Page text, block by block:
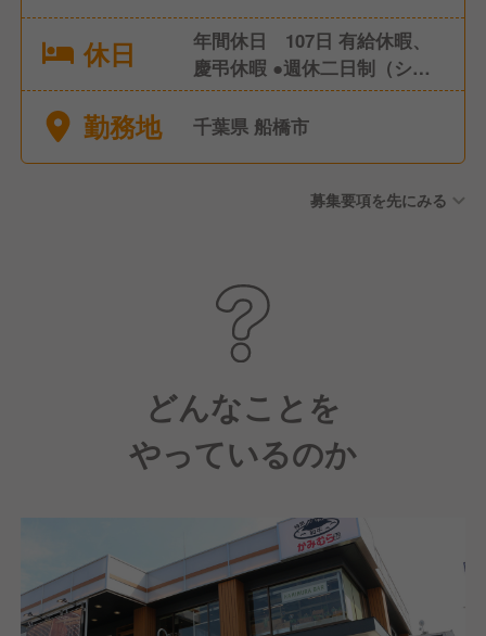
休日
年間休日 107日 有給休暇、
慶弔休暇 ●週休二日制（シフ
ト制） ●産前産後休暇（取
得・復帰実績あり） ●育児休
勤務地 千葉県 船橋市
募集要項を先にみる
どんなことを
やっているのか